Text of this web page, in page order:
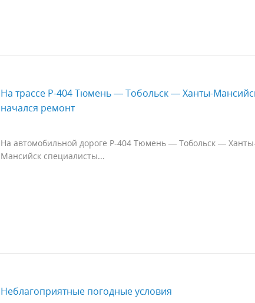
На трассе Р-404 Тюмень — Тобольск — Ханты-
начался ремонт
На автомобильной дороге Р-404 Тюмень — Тобольск —
Мансийск специалисты...
Неблагоприятные погодные условия